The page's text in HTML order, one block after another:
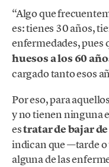
“Algo que
es: tienes 30 años,
enfermedades, pues
huesos a los 60
cargado tanto esos
Por eso, para
y no tienen ninguna
estratar de bajar
indican que —tarde
alguna de las